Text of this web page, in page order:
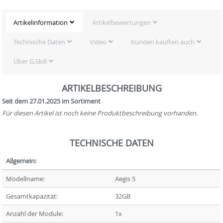
Artikelinformation Artikelbewertungen
Technische Daten Video Kunden kauften auch
Über G.Skill
ARTIKELBESCHREIBUNG
Seit dem 27.01.2025 im Sortiment
Für diesen Artikel ist noch keine Produktbeschreibung vorhanden.
TECHNISCHE DATEN
Allgemein:
Modellname:
Aegis 5
Gesamtkapazität:
32GB
Anzahl der Module:
1x